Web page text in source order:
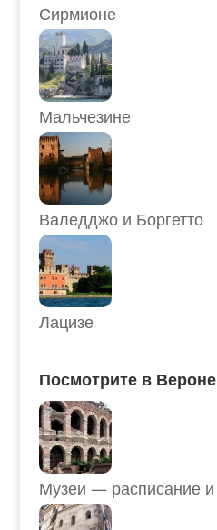
Сирмионе
Мальчезине
Валедджо и Боргетто
Лацизе
Посмотрите в Вероне